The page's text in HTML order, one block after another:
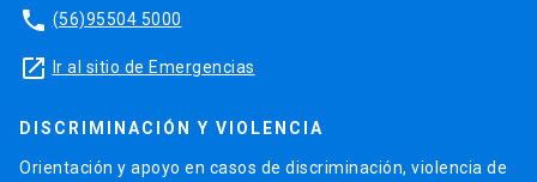
phone (56)95504 5000
launch Ir al sitio de Emergencias
DISCRIMINACIÓN Y VIOLENCIA
Orientación y apoyo en casos de discriminación, violencia de